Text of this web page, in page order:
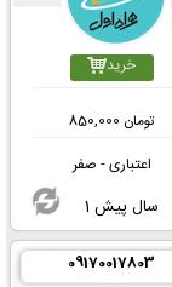
خرید
850,000 تومان
اعتباری - صفر
1 سال پیش
09170017803